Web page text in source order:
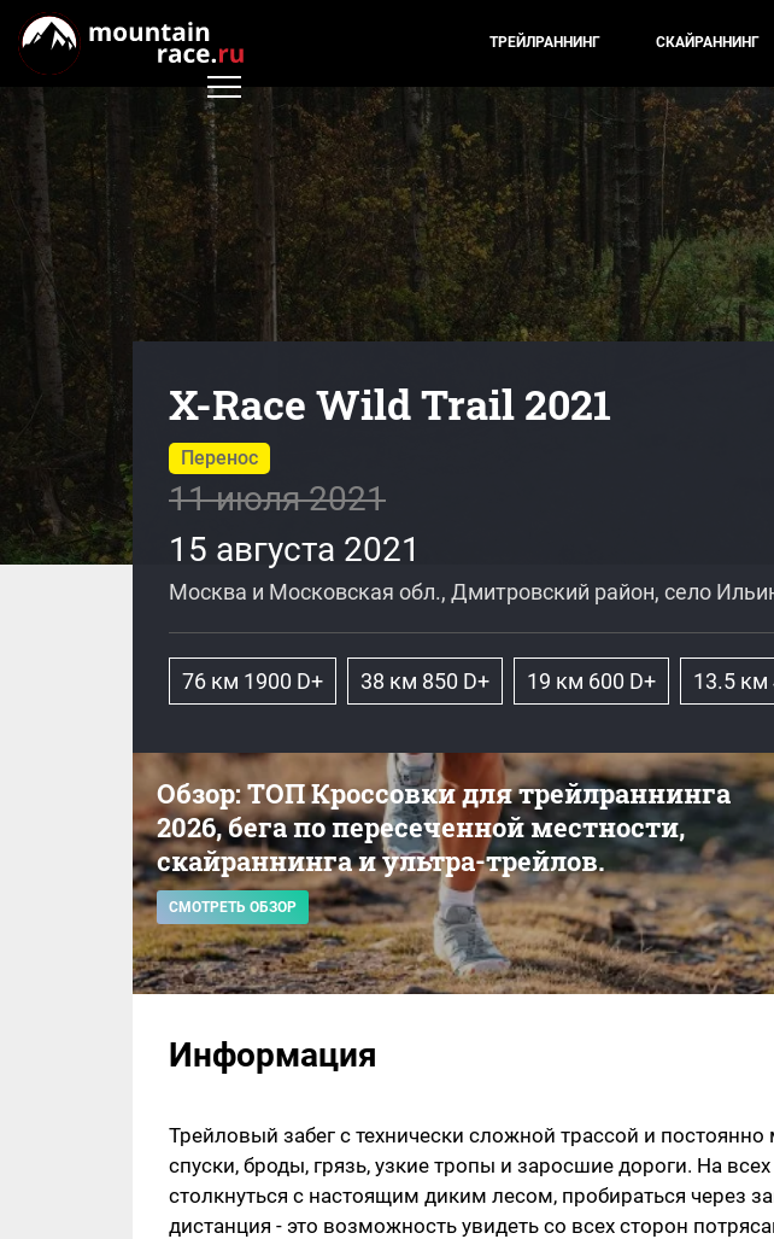
ТРЕЙЛРАННИНГ СКАЙРАННИНГ
X-Race Wild Trail 2021
Перенос
11 июля 2021
15 августа 2021
Москва и Московская обл., Дмитровский район, село
76 км 1900 D+ 38 км 850 D+ 19 км 600 D+ 13.5 км
Обзор: ТОП Кроссовки для трейлраннинга
2026, бега по пересеченной местности,
скайраннинга и ультра-трейлов.
СМОТРЕТЬ ОБЗОР
Информация
Трейловый забег с технически сложной трассой и
спуски, броды, грязь, узкие тропы и заросшие дороги. На
столкнуться с настоящим диким лесом, пробираться через
дистанция - это возможность увидеть со всех сторон